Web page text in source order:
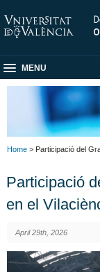
MENU
Home > Participació del
Participació
en el
April 29th, 2026